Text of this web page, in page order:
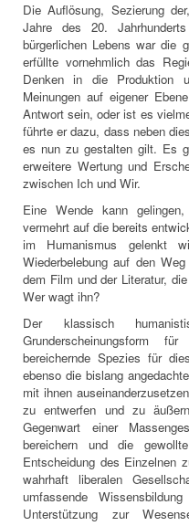
Die Auflösung, Sezierung
Jahre des 20.
bürgerlichen Lebens war die
erfüllte vornehmlich das
Denken in die Produktion
Meinungen auf eigener
Antwort sein, oder ist es
führte er dazu, dass neben
es nun zu gestalten gilt. Es
erweitere Wertung und
zwischen Ich und Wir.
Eine Wende kann
vermehrt auf die bereits
im Humanismus gelenkt
Wiederbelebung auf den
dem Film und der Literatur,
Wer wagt ihn?
Der klassisch
Grunderscheinungsform
bereichernde Spezies für
ebenso die bislang
mit ihnen
zu entwerfen und zu
Gegenwart einer
bereichern und die
Entscheidung des Einzelnen
wahrhaft liberalen
umfassende
Unterstützung zur